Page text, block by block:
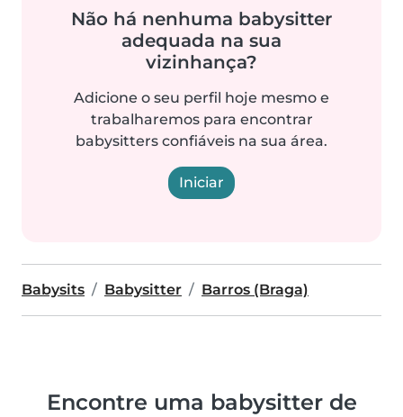
Não há nenhuma babysitter
adequada na sua
vizinhança?
Adicione o seu perfil hoje mesmo e
trabalharemos para encontrar
babysitters confiáveis na sua área.
Iniciar
Babysits Babysitter Barros (Braga)
Encontre uma babysitter de